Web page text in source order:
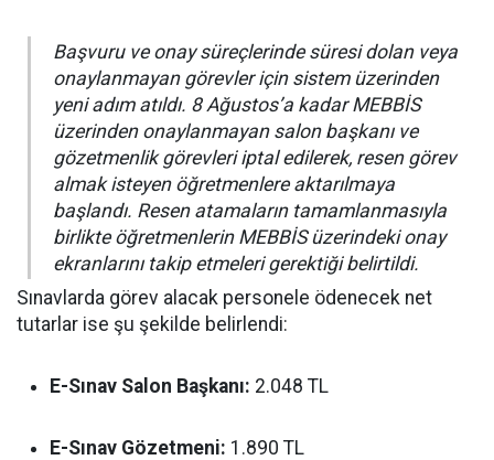
Başvuru ve onay süreçlerinde süresi dolan veya
onaylanmayan görevler için sistem üzerinden
yeni adım atıldı. 8 Ağustos’a kadar MEBBİS
üzerinden onaylanmayan salon başkanı ve
gözetmenlik görevleri iptal edilerek, resen görev
almak isteyen öğretmenlere aktarılmaya
başlandı. Resen atamaların tamamlanmasıyla
birlikte öğretmenlerin MEBBİS üzerindeki onay
ekranlarını takip etmeleri gerektiği belirtildi.
Sınavlarda görev alacak personele ödenecek net
tutarlar ise şu şekilde belirlendi:
E-Sınav Salon Başkanı: 2.048 TL
E-Sınav Gözetmeni: 1.890 TL